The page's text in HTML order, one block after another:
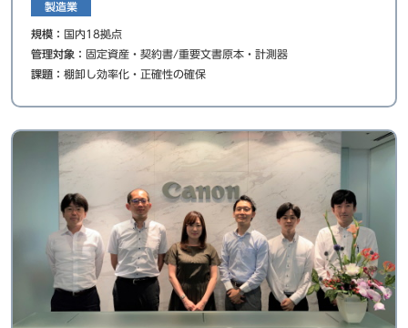
製造業
規模： 国内18拠点
管理対象： 固定資産・契約書/重要文書原本・計測器
課題： 棚卸し効率化・正確性の確保